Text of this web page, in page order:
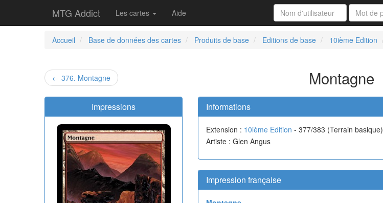
MTG Addict Les cartes Aide
Accueil
Base de données des cartes Produits de base Editions de base 10ième Edition
← 376. Montagne Montagne
Impressions Informations
Extension : 10ième Edition - 377/383 (Terrain basique)
Artiste : Glen Angus
Impression française